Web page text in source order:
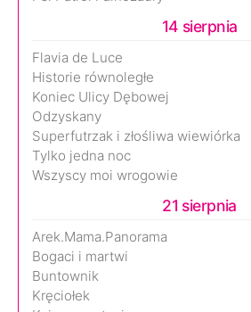
14 sierpnia
Flavia de Luce
Historie równoległe
Koniec Ulicy Dębowej
Odzyskany
Superfutrzak i złośliwa wiewiórka
Tylko jedna noc
Wszyscy moi wrogowie
21 sierpnia
Arek.Mama.Panorama
Bogaci i martwi
Buntownik
Kręciołek